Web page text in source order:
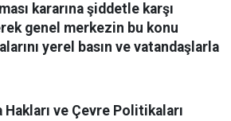
kararına şiddetle karşı
genel merkezin bu konu
yerel basın ve vatandaşlarla
Hakları ve Çevre Politikaları